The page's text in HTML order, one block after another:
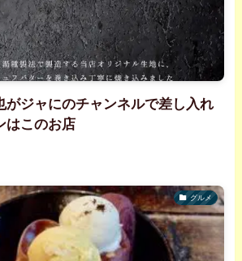
がジャにのチャンネルで差し入れ
はこのお店
グルメ